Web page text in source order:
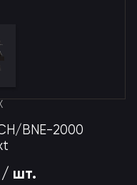
BNE-2000
/ шт.